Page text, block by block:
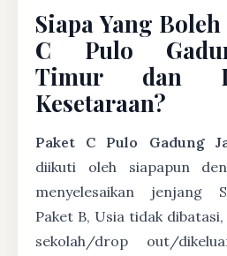
Siapa Yang
C Pulo
Timur dan
Kesetaraan?
Paket C Pulo Gadung
diikuti oleh siapapun
menyelesaikan jenjang
Paket B, Usia tidak
sekolah/drop out/